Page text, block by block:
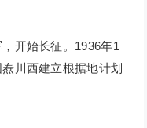
开始长征。1936年1
川西建立根据地计划